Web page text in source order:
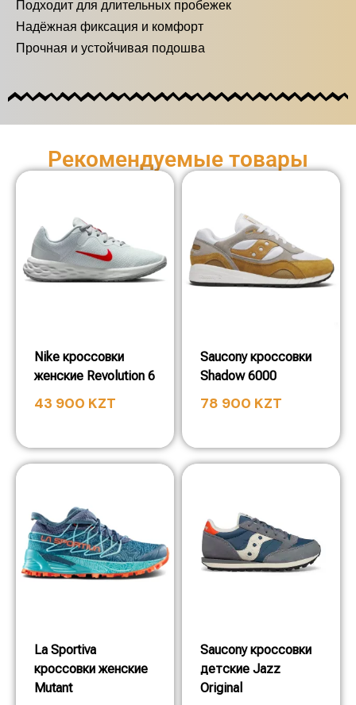
Подходит для длительных пробежек
Надёжная фиксация и комфорт
Прочная и устойчивая подошва
Рекомендуемые товары
Nike кроссовки
женские Revolution 6
43 900 KZT
Saucony кроссовки
Shadow 6000
78 900 KZT
La Sportiva
кроссовки женские
Mutant
Saucony кроссовки
детские Jazz
Original